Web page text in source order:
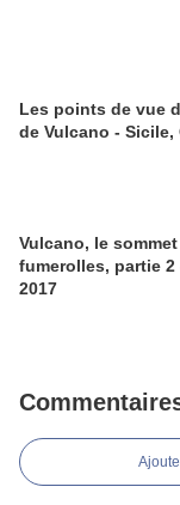
Les points de vue
de Vulcano - Sicile,
Vulcano, le
fumerolles, partie
2017